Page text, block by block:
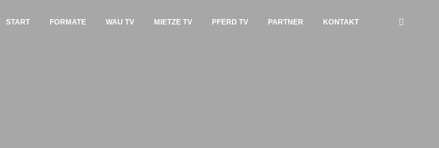
START FORMATE WAU TV MIETZE TV PFERD TV PARTNER KONTAKT